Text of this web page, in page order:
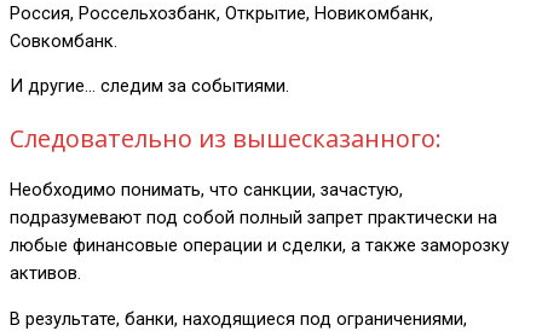
Россия, Россельхозбанк, Открытие, Новикомбанк,
Совкомбанк.
И другие… следим за событиями.
Следовательно из вышесказанного:
Необходимо понимать, что санкции, зачастую,
подразумевают под собой полный запрет практически на
любые финансовые операции и сделки, а также заморозку
активов.
В результате, банки, находящиеся под ограничениями,